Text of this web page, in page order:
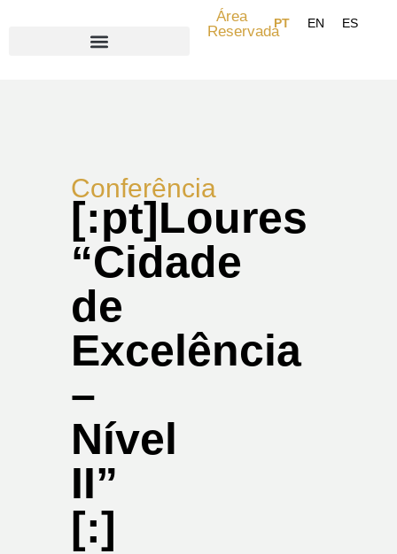
Área
Reservada
Conferência
[:pt]Loures
“Cidade
de
Excelência
–
Nível
II”
[:]